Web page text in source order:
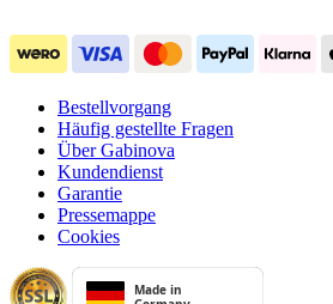
Bestellvorgang
Häufig gestellte Fragen
Über Gabinova
Kundendienst
Garantie
Pressemappe
Cookies